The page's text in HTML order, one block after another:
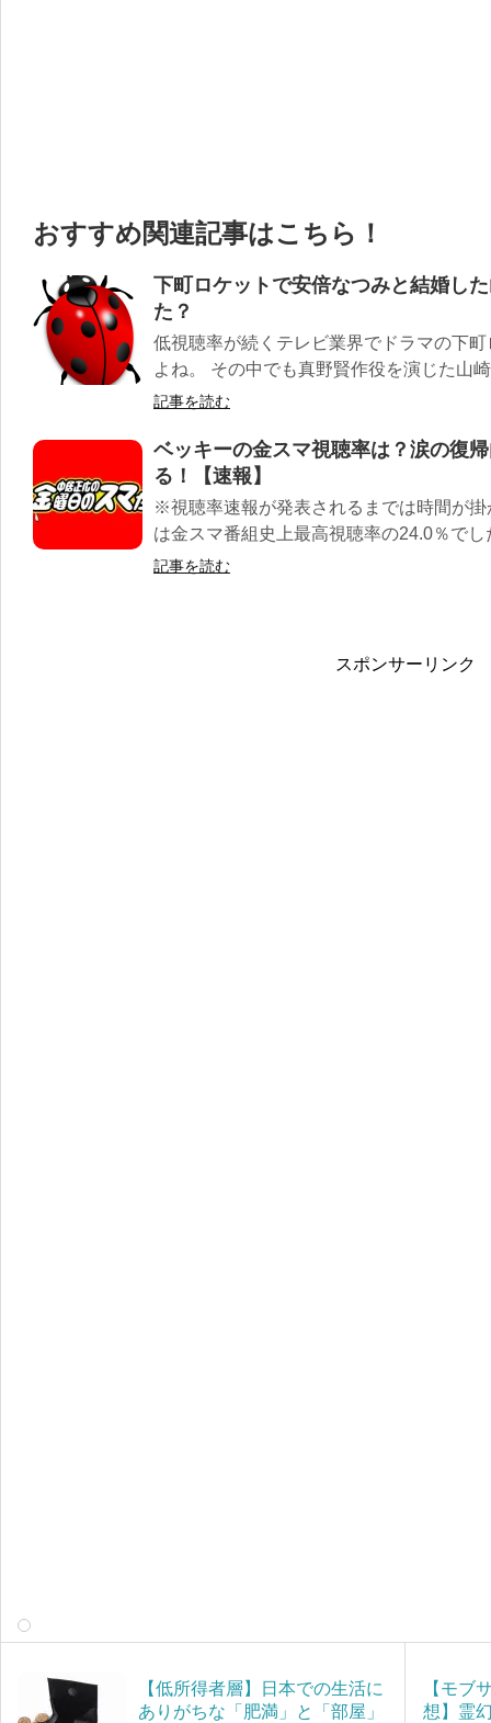
おすすめ関連記事はこちら！
下町ロケットで安倍なつみと結婚し
た？
低視聴率が続くテレビ業界でドラマの下
よね。 その中でも真野賢作役を演じた山
記事を読む
ベッキーの金スマ視聴率は？涙の復
る！【速報】
※視聴率速報が発表されるまでは時間が
は金スマ番組史上最高視聴率の24.0％でし
記事を読む
スポンサーリンク
【低所得者層】日本での生活に
ありがちな「肥満」と「部屋」
【モブ
想】霊